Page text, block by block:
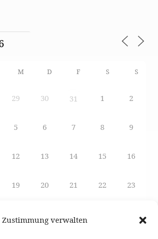
Zustimmung verwalten
M D F S S
29 30 31 1 2
5 6 7 8 9
12 13 14 15 16
19 20 21 22 23